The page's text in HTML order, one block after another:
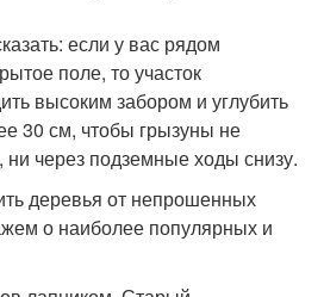
если у вас рядом
поле, то участок
высоким забором и углубить
30 см, чтобы грызуны не
ни через подземные ходы снизу.
деревья от непрошенных
о наиболее популярных и